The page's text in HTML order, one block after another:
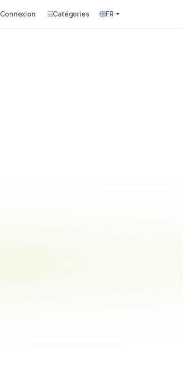
Connexion Catégories FR